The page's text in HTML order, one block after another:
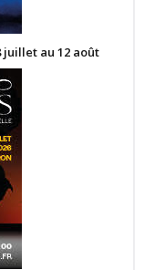
juillet au 12 août